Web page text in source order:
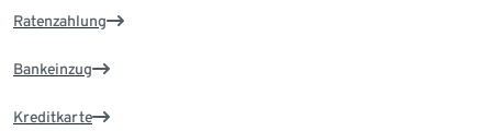
Ratenzahlung
Bankeinzug
Kreditkarte